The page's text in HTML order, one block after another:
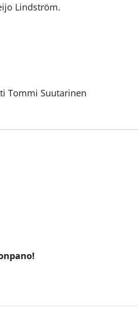
Lindström.
Tommi Suutarinen